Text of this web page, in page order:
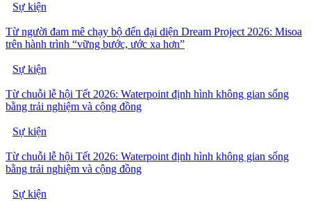
Sự kiện
Từ người đam mê chạy bộ đến đại diện Dream Project 2026: Misoa
trên hành trình “vững bước, ước xa hơn”
Sự kiện
Từ chuỗi lễ hội Tết 2026: Waterpoint định hình không gian sống
bằng trải nghiệm và cộng đồng
Sự kiện
Từ chuỗi lễ hội Tết 2026: Waterpoint định hình không gian sống
bằng trải nghiệm và cộng đồng
Sự kiện